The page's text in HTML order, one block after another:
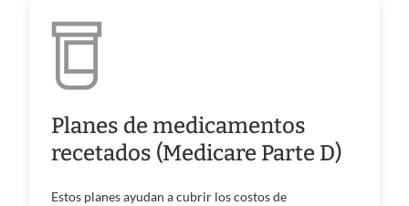
Planes de medicamentos
recetados (Medicare Parte D)
Estos planes ayudan a cubrir los costos de